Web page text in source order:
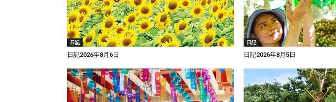
日記
日記2026年8月6日
日記
日記2026年8月5日